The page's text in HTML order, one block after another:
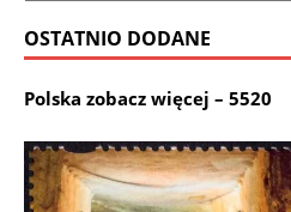
OSTATNIO DODANE
Polska zobacz więcej – 5520